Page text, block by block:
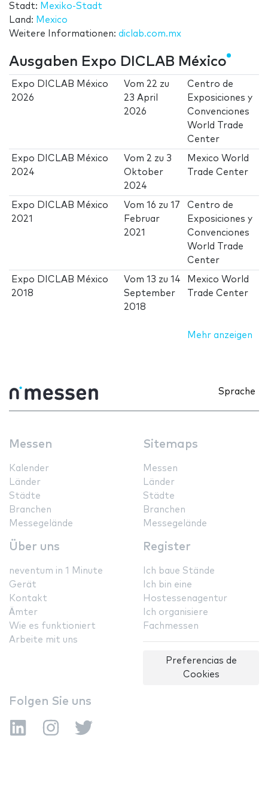
Stadt: Mexiko-Stadt
Land: Mexico
Weitere Informationen: diclab.com.mx
Ausgaben Expo DICLAB México
Expo DICLAB México
2026
Vom 22 zu
23 April
2026
Centro de
Exposiciones y
Convenciones
World Trade
Center
Expo DICLAB México
2024
Vom 2 zu 3
Oktober
2024
Mexico World
Trade Center
Expo DICLAB México
2021
Vom16 zu17
Februar
2021
Centro de
Exposiciones y
Convenciones
World Trade
Center
Expo DICLAB México
2018
Vom13 zu14
September
2018
Mexico World
Trade Center
Mehr anzeigen
Sprache
Messen
Kalender
Länder
Städte
Branchen
Messegelände
Sitemaps
Messen
Länder
Städte
Branchen
Messegelände
Über uns
neventum in 1 Minute
Gerät
Kontakt
Ämter
Wie es funktioniert
Arbeite mit uns
Register
Ich baue Stände
Ich bin eine
Hostessenagentur
Ich organisiere
Fachmessen
Preferencias de
Cookies
Folgen Sie uns